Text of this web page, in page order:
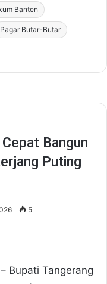
Banten
Pagar Butar-Butar